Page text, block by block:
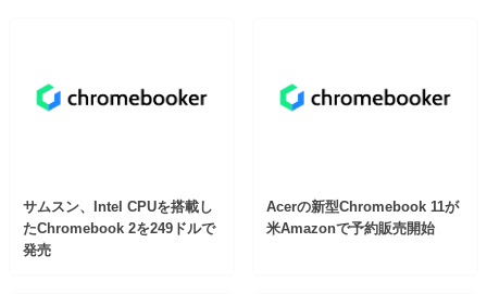
サムスン、Intel CPUを搭載し
たChromebook 2を249ドルで
発売
Acerの新型Chromebook 11が
米Amazonで予約販売開始